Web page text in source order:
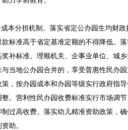
分担机制。落实省定公办园生均财政
标准高于省定基准定额的不得降低。
补标准。理顺机关、企事业单位、城
与当地公办园合并的，享受普惠性民办
策，按办园成本和办园等级实行政府指
整。营利性民办园收费标准实行市场调
制过高收费。落实幼儿精准资助政策，
助。